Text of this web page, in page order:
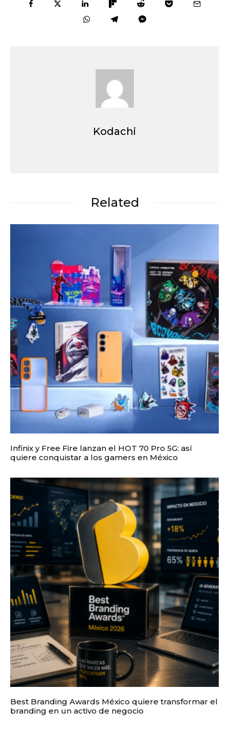
Kodachi
Related
Infinix y Free Fire lanzan el HOT 70 Pro 5G: así
quiere conquistar a los gamers en México
Best Branding Awards México quiere transformar el
branding en un activo de negocio